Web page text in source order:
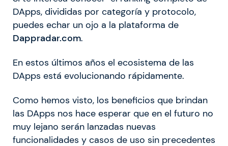
DApps, divididas por categoría y protocolo,
puedes echar un ojo a la plataforma de
Dappradar.com.
En estos últimos años el ecosistema de las
DApps está evolucionando rápidamente.
Como hemos visto, los beneficios que brindan
las DApps nos hace esperar que en el futuro no
muy lejano serán lanzadas nuevas
funcionalidades y casos de uso sin precedentes